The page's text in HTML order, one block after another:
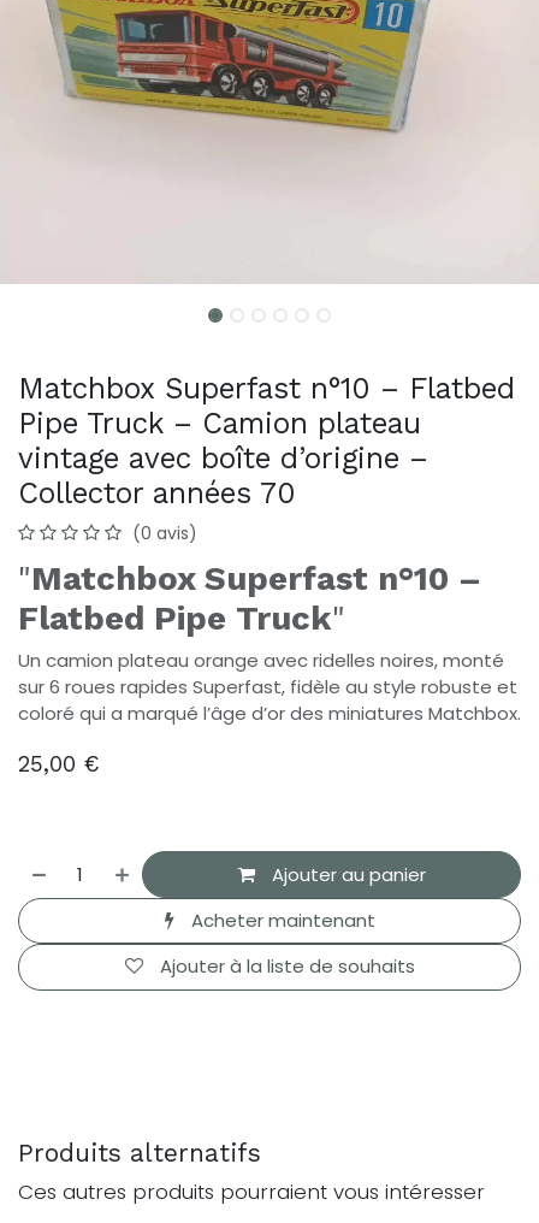
Matchbox Superfast n°10 – Flatbed
Pipe Truck – Camion plateau
vintage avec boîte d’origine –
Collector années 70
(0 avis)
"Matchbox Superfast n°10 –
Flatbed Pipe Truck"
Un camion plateau orange avec ridelles noires, monté
sur 6 roues rapides Superfast, fidèle au style robuste et
coloré qui a marqué l’âge d’or des miniatures Matchbox.
25,00 €
Ajouter au panier
Acheter maintenant
Ajouter à la liste de souhaits
Produits alternatifs
Ces autres produits pourraient vous intéresser